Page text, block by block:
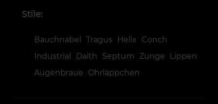
Stile:
Bauchnabel Tragus Helix
Conch
Industrial
Daith Septum Zunge
Lippen
Augenbraue
Ohrläppchen